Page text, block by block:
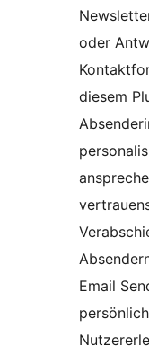
oder
diesem
Email